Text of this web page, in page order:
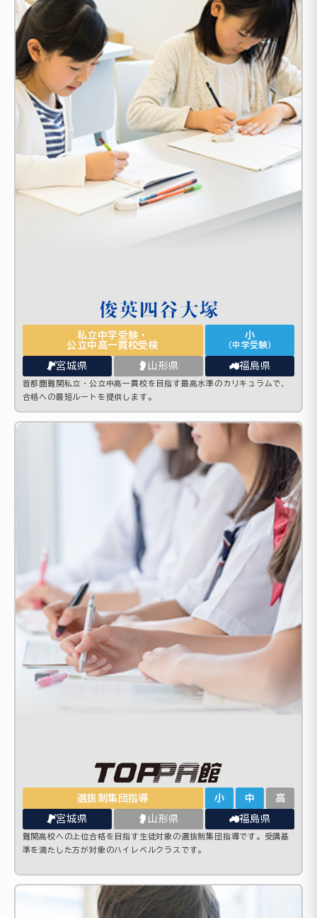
私立中学受験・
公立中高一貫校受検
小
（中学受験）
宮城県 山形県 福島県
首都圏難関私立・公立中高一貫校を目指す最高水準のカリキュラムで、
合格への最短ルートを提供します。
選抜制集団指導 小 中 高
宮城県 山形県 福島県
難関高校への上位合格を目指す生徒対象の選抜制集団指導です。受講基
準を満たした方が対象のハイレベルクラスです。